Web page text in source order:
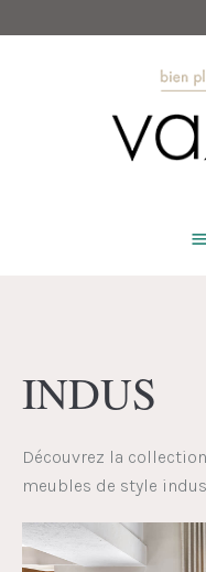
INDUS
Découvrez la
meubles de style